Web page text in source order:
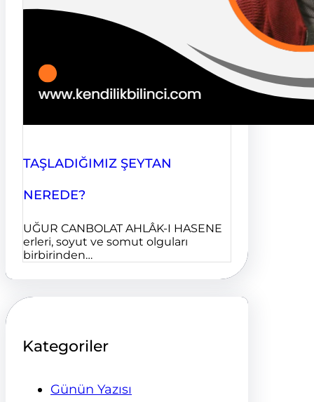
TAŞLADIĞIMIZ ŞEYTAN
NEREDE?
UĞUR CANBOLAT AHLÂK-I HASENE
erleri, soyut ve somut olguları
birbirinden…
Kategoriler
Günün Yazısı